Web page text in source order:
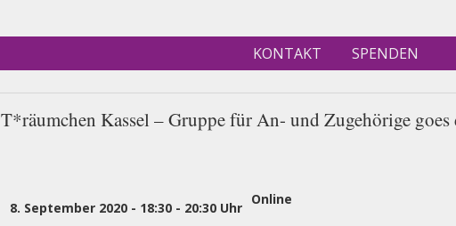
KONTAKT SPENDEN
T*räumchen Kassel – Gruppe für An- und Zugehörige
8. September 2020 - 18:30- 20:30 Uhr
Online